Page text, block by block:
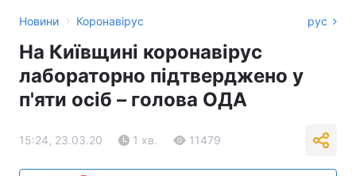
Новини › Коронавірус рус
На Київщині коронавірус
лабораторно підтверджено у
п'яти осіб – голова ОДА
15:24, 23.03.20 1 хв. 11479